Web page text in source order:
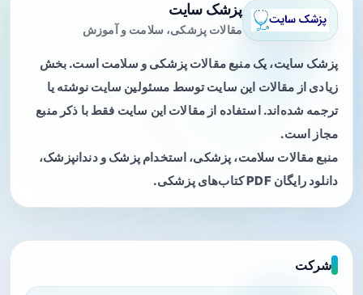
پزشک سایت
مقالات پزشکی، سلامت و آموزش
پزشک سایت، یک منبع مقالات پزشکی و سلامت است. بخش
زیادی از مقالات این سایت توسط مسئولین سایت نوشته یا
ترجمه شده‌اند. استفاده از مقالات این سایت فقط با ذکر منبع
مجاز است.
منبع مقالات سلامت، پزشکی، استخدام پزشک و دندانپزشک،
دانلود رایگان PDF کتاب‌های پزشکی.
شرکت